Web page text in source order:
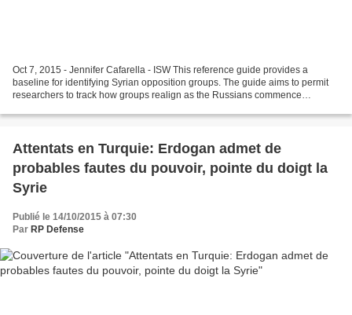
Oct 7, 2015 - Jennifer Cafarella - ISW This reference guide provides a
baseline for identifying Syrian opposition groups. The guide aims to permit
researchers to track how groups realign as the Russians commence
Attentats en Turquie: Erdogan admet de
probables fautes du pouvoir, pointe du doigt la
Syrie
Publié le 14/10/2015 à 07:30
Par RP Defense